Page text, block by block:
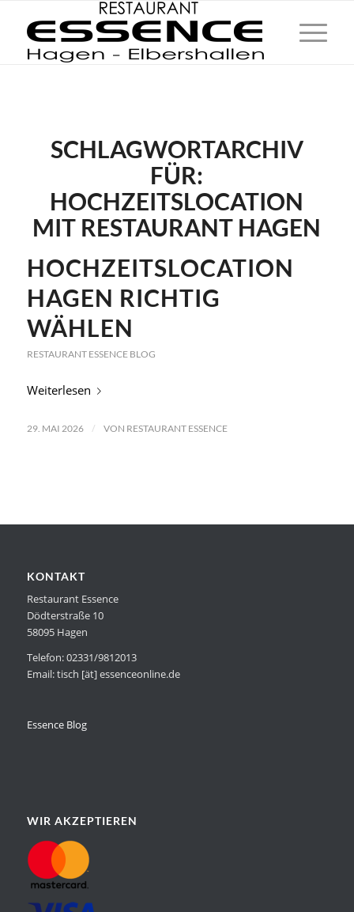
SCHLAGWORTARCHIV
FÜR:
HOCHZEITSLOCATION
MIT RESTAURANT HAGEN
HOCHZEITSLOCATION
HAGEN RICHTIG
WÄHLEN
RESTAURANT ESSENCE BLOG
Weiterlesen
29. MAI 2026 / VON RESTAURANT ESSENCE
KONTAKT
Restaurant Essence
Dödterstraße 10
58095 Hagen
Telefon: 02331/9812013
Email: tisch [ät] essenceonline.de
Essence Blog
WIR AKZEPTIEREN